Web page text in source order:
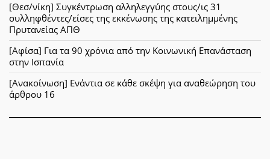
[Θεσ/νίκη] Συγκέντρωση αλληλεγγύης στους/ις 31
συλληφθέντες/είσες της εκκένωσης της κατειλημμένης
Πρυτανείας ΑΠΘ
[Αφίσα] Για τα 90 χρόνια από την Κοινωνική Επανάσταση
στην Ισπανία
[Ανακοίνωση] Ενάντια σε κάθε σκέψη για αναθεώρηση του
άρθρου 16